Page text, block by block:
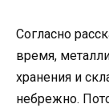
Согласно
время,
хранения и
небрежно.